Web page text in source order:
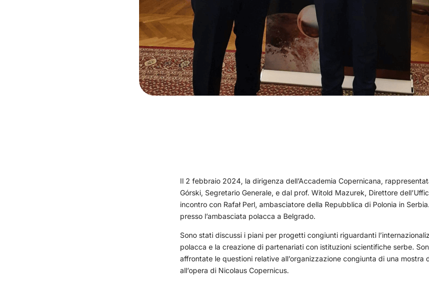
Il 2 febbraio 2024, la dirigenza dell’Accademia Copernicana,
Górski, Segretario Generale, e dal prof. Witold Mazurek, Direttore
incontro con Rafał Perl, ambasciatore della Repubblica di Polonia in
presso l’ambasciata polacca a Belgrado.
Sono stati discussi i piani per progetti congiunti riguardanti
polacca e la creazione di partenariati con istituzioni scientifiche serbe.
affrontate le questioni relative all’organizzazione congiunta di una mostra
all’opera di Nicolaus Copernicus.